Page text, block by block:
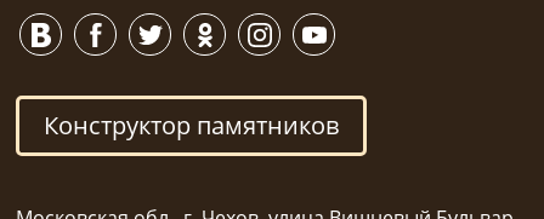
Конструктор памятников